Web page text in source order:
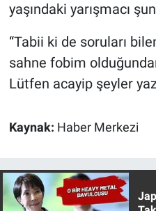
yaşındaki yarışmacı
“Tabii ki de soruları
sahne fobim
Lütfen acayip şeyler
Kaynak: Haber Merkezi